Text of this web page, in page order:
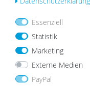
Wu
nsc
hlist
e
Essenziell
Statistik
Marketing
Externe Medien
PayPal